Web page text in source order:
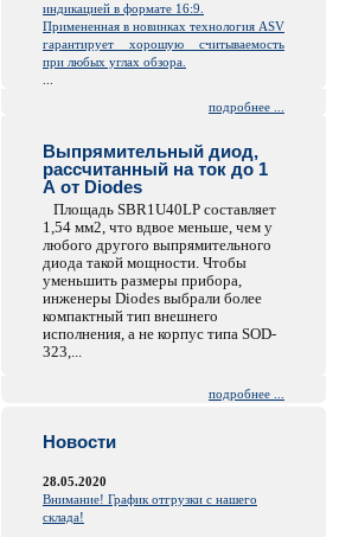
индикацией в формате 16:9.
Примененная в новинках технология ASV
гарантирует хорошую считываемость
при любых углах обзора.
подробнее ...
Выпрямительный диод,
рассчитанный на ток до 1
А от Diodes
Площадь SBR1U40LP составляет
1,54 мм2, что вдвое меньше, чем у
любого другого выпрямительного
диода такой мощности. Чтобы
уменьшить размеры прибора,
инженеры Diodes выбрали более
компактный тип внешнего
исполнения, а не корпус типа SOD-
323,...
подробнее ...
Новости
28.05.2020
Внимание! График отгрузки с нашего
склада!